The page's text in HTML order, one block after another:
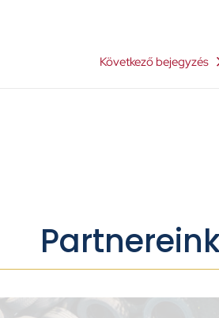
Következő bejegyzés